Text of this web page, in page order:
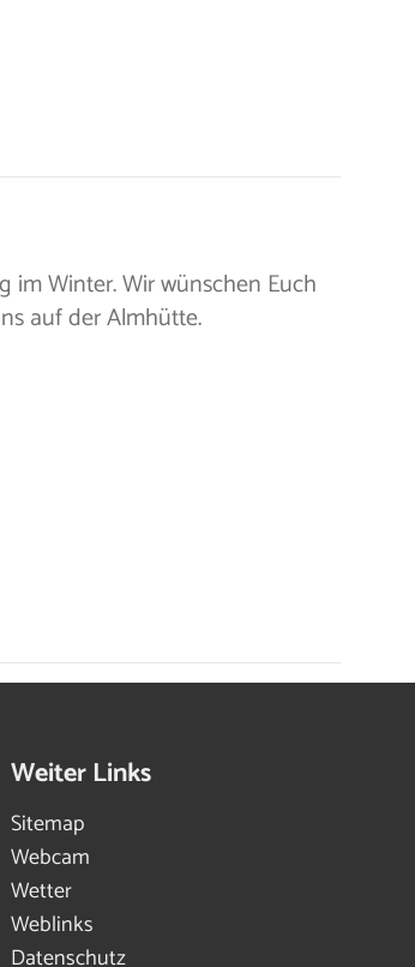
Winter. Wir wünschen Euch
auf der Almhütte.
Weiter Links
Sitemap
Webcam
Wetter
Weblinks
Datenschutz